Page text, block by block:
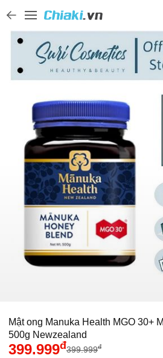
Mật ong Manuka Health MGO 30+
500g Newzealand
399.999đ399.999đ